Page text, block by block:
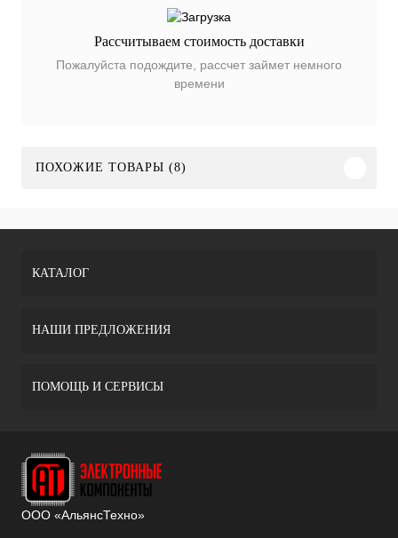
Рассчитываем стоимость доставки
Пожалуйста подождите, рассчет займет немного
времени
ПОХОЖИЕ ТОВАРЫ (8)
КАТАЛОГ
НАШИ ПРЕДЛОЖЕНИЯ
ПОМОЩЬ И СЕРВИСЫ
ООО «АльянсТехно»